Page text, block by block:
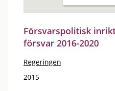
Försvarspolitisk
försvar 2016-2020
Regeringen
2015